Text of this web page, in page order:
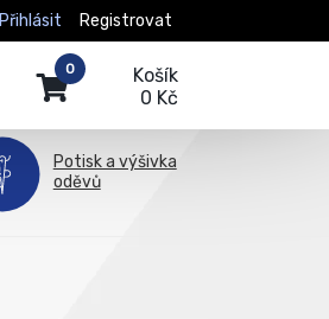
Registrovat
Přihlásit
Košík
0 Kč
0
Potisk a výšivka
oděvů